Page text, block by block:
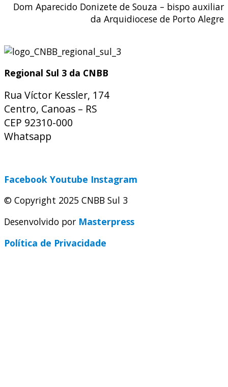
Dom Aparecido Donizete de Souza – bispo auxiliar
da Arquidiocese de Porto Alegre
Regional Sul 3 da CNBB
Rua Víctor Kessler, 174
Centro, Canoas – RS
CEP 92310-000
Whatsapp
Facebook Youtube Instagram
© Copyright 2025 CNBB Sul 3
Desenvolvido por Masterpress
Política de Privacidade